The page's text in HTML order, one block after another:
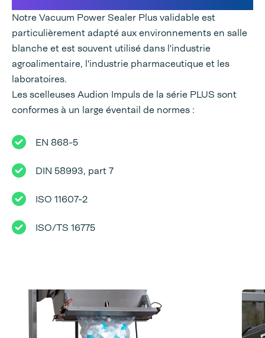
Notre Vacuum Power Sealer Plus validable est
particulièrement adapté aux environnements en salle
blanche et est souvent utilisé dans l'industrie
agroalimentaire, l'industrie pharmaceutique et les
laboratoires.
Les scelleuses Audion Impuls de la série PLUS sont
conformes à un large éventail de normes :
EN 868-5
DIN 58993, part 7
ISO 11607-2
ISO/TS 16775